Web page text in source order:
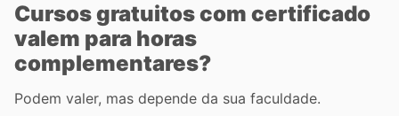
Cursos gratuitos com certificado
valem para horas
complementares?
Podem valer, mas depende da sua faculdade.